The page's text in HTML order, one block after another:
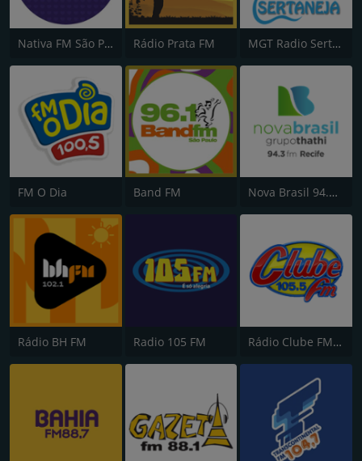
Nativa FM São Paulo Rádio Prata FM MGT Radio Sertaneja
FM O Dia Band FM Nova Brasil 94.3 FM
Rádio BH FM Radio 105 FM Rádio Clube FM - Brasília 105.5